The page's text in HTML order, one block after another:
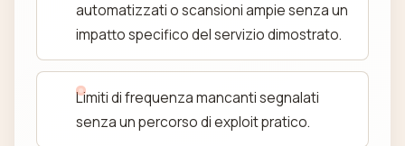
automatizzati o scansioni ampie senza un
impatto specifico del servizio dimostrato.
Limiti di frequenza mancanti segnalati
senza un percorso di exploit pratico.